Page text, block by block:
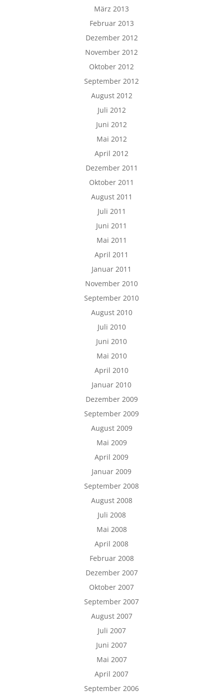
März 2013
Februar 2013
Dezember 2012
November 2012
Oktober 2012
September 2012
August 2012
Juli 2012
Juni 2012
Mai 2012
April 2012
Dezember 2011
Oktober 2011
August 2011
Juli 2011
Juni 2011
Mai 2011
April 2011
Januar 2011
November 2010
September 2010
August 2010
Juli 2010
Juni 2010
Mai 2010
April 2010
Januar 2010
Dezember 2009
September 2009
August 2009
Mai 2009
April 2009
Januar 2009
September 2008
August 2008
Juli 2008
Mai 2008
April 2008
Februar 2008
Dezember 2007
Oktober 2007
September 2007
August 2007
Juli 2007
Juni 2007
Mai 2007
April 2007
September 2006